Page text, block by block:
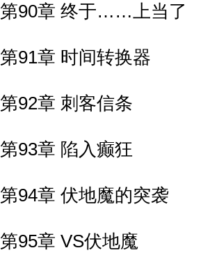
第90章 终于……上当了
第91章 时间转换器
第92章 刺客信条
第93章 陷入癫狂
第94章 伏地魔的突袭
第95章 VS伏地魔